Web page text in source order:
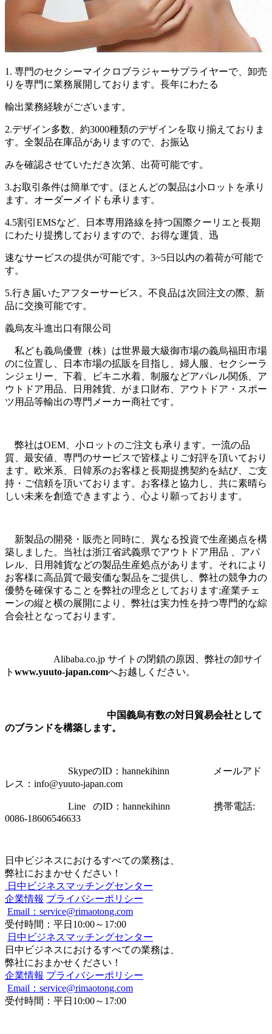
1. 専門のセクシーマイクロブラジャーサプライヤーで、卸売
りを専門に業務展開しております。長年にわたる
輸出業務経験がございます。
2.デザイン多数、約3000種類のデザインを取り揃えておりま
す。全製品在庫品がありますので、お振込
みを確認させていただき次第、出荷可能です。
3.お取引条件は簡単です。ほとんどの製品は小ロットを承り
ます。オーダーメイドも承ります。
4.5割引EMSなど、日本専用路線を持つ国際クーリエと長期
にわたり提携しておりますので、お得な運賃、迅
速なサービスの提供が可能です。3~5日以内の着荷が可能で
す。
5.行き届いたアフターサービス。不良品は次回注文の際、新
品に交換可能です。
義烏友斗進出口有限公司
私ども義烏優豊（株）は世界最大級御市場の義烏福田市場
のに位置し、日本市場の拡販を目指し、婦人服、セクシーラ
ンジェリー、下着、ビキニ水着、制服などアパレル関係、ア
ウトドア用品、日用雑貨、がま口財布、アウトドア・スポー
ツ用品等輸出の専門メーカー商社です。
弊社はOEM、小ロットのご注文も承ります。一流の品
質、最安値、専門のサービスで皆様よりご好評を頂いており
ます。欧米系、日韓系のお客様と長期提携契約を結び、ご支
持・ご信頼を頂いております。お客様と協力し、共に素晴ら
しい未来を創造できますよう、心より願っております。
新製品の開発・販売と同時に、異なる投資で生産拠点を構
築しました。当社は浙江省武義県でアウトドア用品 、アパ
レル、日用雑貨などの製品生産処点があります。それにより
お客様に高品質で最安価な製品をご提供し、弊社の競争力の
優勢を確保することを弊社の理念としております;産業チェ
ーンの縦と横の展開により、弊社は実力性を持つ専門的な綜
合会社となっております。
Alibaba.co.jp サイトの閉鎖の原因、弊社の卸サイ
ト www.yuuto-japan.comへお越しください。
中国義烏有数の対日貿易会社として
のブランドを構築します。
SkypeのID：hannekihinn メールアド
レス：info@yuuto-japan.com
Line のID：hannekihinn 携帯電話:
0086-18606546633
日中ビジネスにおけるすべての業務は、
弊社におまかせください！
日中ビジネスマッチングセンター
企業情報 プライバシーポリシー
Email：service@rimaotong.com
受付時間：平日10:00～17:00
日中ビジネスマッチングセンター
日中ビジネスにおけるすべての業務は、
弊社におまかせください！
企業情報 プライバシーポリシー
Email：service@rimaotong.com
受付時間：平日10:00～17:00